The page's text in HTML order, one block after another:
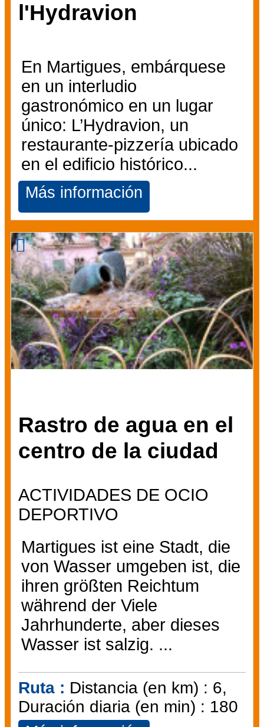
l'Hydravion
En Martigues, embárquese
en un interludio
gastronómico en un lugar
único: L’Hydravion, un
restaurante-pizzería ubicado
en el edificio histórico...
Más información
Rastro de agua en el
centro de la ciudad
ACTIVIDADES DE OCIO
DEPORTIVO
Martigues ist eine Stadt, die
von Wasser umgeben ist, die
ihren größten Reichtum
während der Viele
Jahrhunderte, aber dieses
Wasser ist salzig. ...
Ruta : Distancia (en km) : 6
Duración diaria (en min) : 180